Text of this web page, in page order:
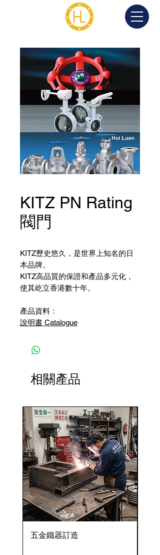
KITZ PN Rating
閥門
KITZ歷史悠久，是世界上知名的日
本品牌。
KITZ高品質的保證和產品多元化，
使其屹立香港數十年。
產品資料：
說明書 Catalogue
相關產品
五金鐵器訂造